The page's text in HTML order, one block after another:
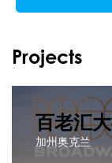
Projects
百老汇
加州奥克兰